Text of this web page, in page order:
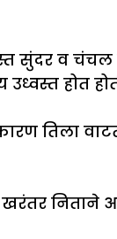
सुंदर व
होत
तिला
निताने